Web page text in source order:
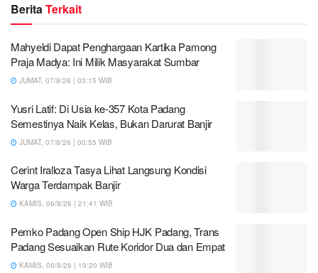
BeritaTerkait
Mahyeldi Dapat Penghargaan Kartika Pamong
Praja Madya: Ini Milik Masyarakat Sumbar
JUMAT, 07/8/26 | 03:15 WIB
Yusri Latif: Di Usia ke-357 Kota Padang
Semestinya Naik Kelas, Bukan Darurat Banjir
JUMAT, 07/8/26 | 00:55 WIB
Cerint Iralloza Tasya Lihat Langsung Kondisi
Warga Terdampak Banjir
KAMIS, 06/8/26 | 21:41 WIB
Pemko Padang Open Ship HJK Padang, Trans
Padang Sesuaikan Rute Koridor Dua dan Empat
KAMIS, 06/8/26 | 19:20 WIB